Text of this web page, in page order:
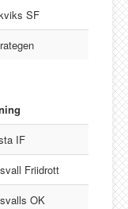
SF
IF
Friidrott
OK